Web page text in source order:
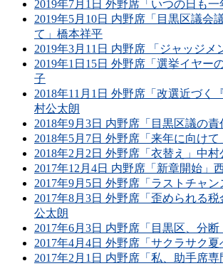
2019年7月1日 外野席「いつの日も
2019年5月10日 内野席「目黒区議会
て」橋本祥平
2019年3月11日 内野席 「ジャッジメ
2019年1日15日 外野席「選挙イヤー
子
2018年11月1日 外野席「改選近づく
村公太朗
2018年9月3日 内野席「目黒区議の
2018年5月7日 外野席「来年に向け
2018年2月2日 外野席「衣替え」中村
2017年12月4日 内野席「新章開始」
2017年9月5日 外野席「ラストチャ
2017年8月3日 外野席「歪められる
公太朗
2017年6月3日 内野席「目黒区、分
2017年4月4日 外野席「サクラサク
2017年2月1日 内野席「私、助手席